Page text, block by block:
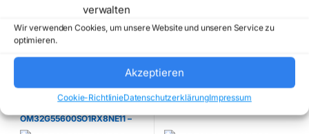
verwalten
Wir verwenden Cookies, um unsere Website und unseren Service zu
optimieren.
Akzeptieren
Cookie-RichtlinieDatenschutzerklärungImpressum
exkl. 19 % MwSt.
zzgl. Versandkosten
Lieferzeit:2 days Lieferzeit:2 days
Cables & Wires (unsorted)
OM32G55600SO1RX8NE11 –
NEW
Cables & Wires (unsorted)